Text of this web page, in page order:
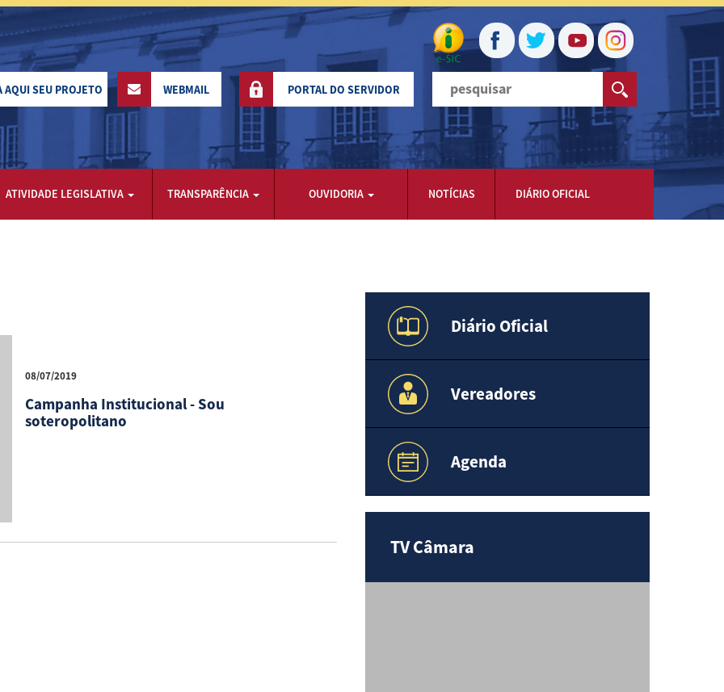
AQUI SEU PROJETO WEBMAIL PORTAL DO SERVIDOR
ATIVIDADE LEGISLATIVA TRANSPARÊNCIA OUVIDORIA NOTÍCIAS DIÁRIO OFICIAL
08/07/2019
Campanha Institucional - Sou
soteropolitano
Diário Oficial
Vereadores
Agenda
TV Câmara